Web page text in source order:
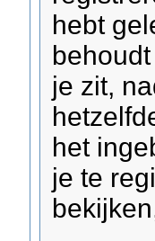
hebt
je zit,
het
je te